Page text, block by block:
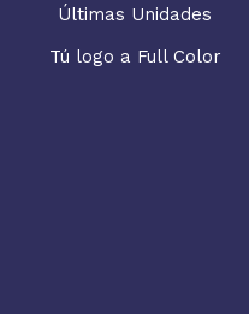
Últimas Unidades
Tú logo a Full Color